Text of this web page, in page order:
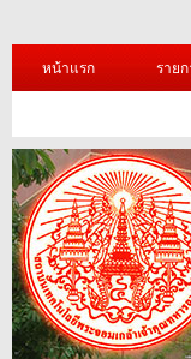
หน้าแรก ราย